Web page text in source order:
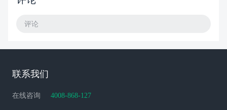
评论
联系我们
在线咨询 4008-868-127